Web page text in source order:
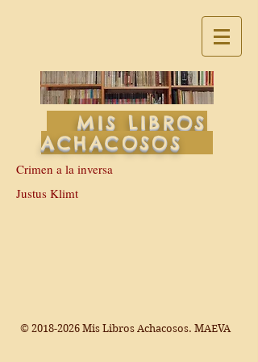
MIS LIBROS
ACHACOSOS
Crimen a la inversa
Justus Klimt
© 2018-2026 Mis Libros Achacosos. MAEVA